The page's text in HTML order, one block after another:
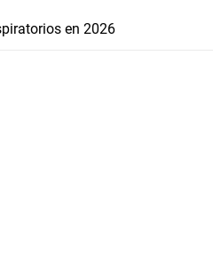
en 2026